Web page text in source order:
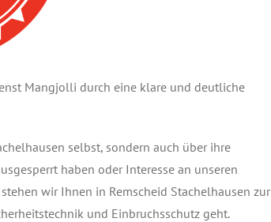
Mangjolli durch eine klare und deutliche
selbst, sondern auch über ihre
haben oder Interesse an unseren
wir Ihnen in Remscheid Stachelhausen zur
und Einbruchsschutz geht.